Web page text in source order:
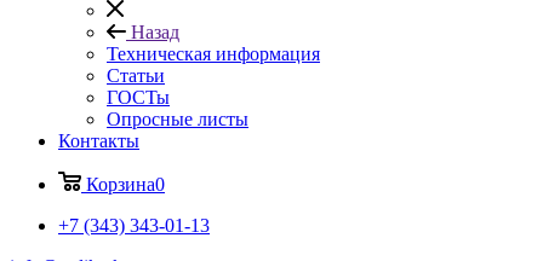
Назад
Техническая информация
Статьи
ГОСТы
Опросные листы
Контакты
Корзина0
+7 (343) 343-01-13